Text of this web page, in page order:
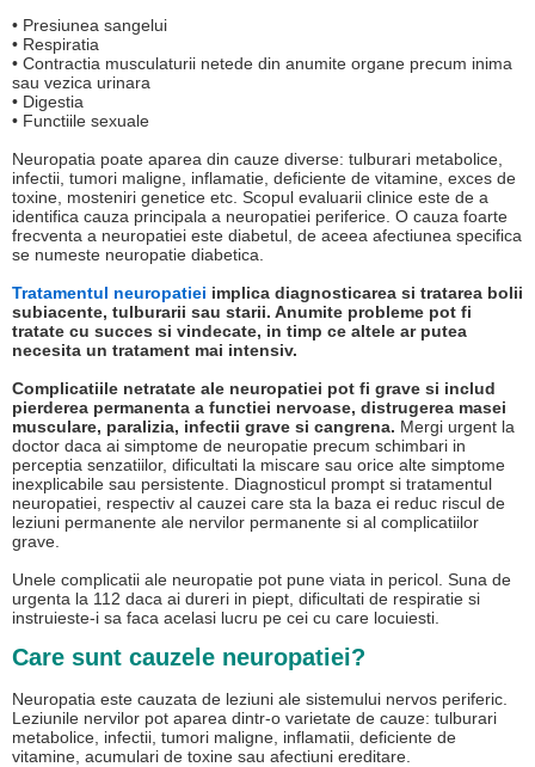
• Presiunea sangelui
• Respiratia
• Contractia musculaturii netede din anumite organe precum inima
sau vezica urinara
• Digestia
• Functiile sexuale
Neuropatia poate aparea din cauze diverse: tulburari metabolice,
infectii, tumori maligne, inflamatie, deficiente de vitamine, exces de
toxine, mosteniri genetice etc. Scopul evaluarii clinice este de a
identifica cauza principala a neuropatiei periferice. O cauza foarte
frecventa a neuropatiei este diabetul, de aceea afectiunea specifica
se numeste neuropatie diabetica.
Tratamentul neuropatiei implica diagnosticarea si tratarea bolii
subiacente, tulburarii sau starii. Anumite probleme pot fi
tratate cu succes si vindecate, in timp ce altele ar putea
necesita un tratament mai intensiv.
Complicatiile netratate ale neuropatiei pot fi grave si includ
pierderea permanenta a functiei nervoase, distrugerea masei
musculare, paralizia, infectii grave si cangrena. Mergi urgent la
doctor daca ai simptome de neuropatie precum schimbari in
perceptia senzatiilor, dificultati la miscare sau orice alte simptome
inexplicabile sau persistente. Diagnosticul prompt si tratamentul
neuropatiei, respectiv al cauzei care sta la baza ei reduc riscul de
leziuni permanente ale nervilor permanente si al complicatiilor
grave.
Unele complicatii ale neuropatie pot pune viata in pericol. Suna de
urgenta la 112 daca ai dureri in piept, dificultati de respiratie si
instruieste-i sa faca acelasi lucru pe cei cu care locuiesti.
Care sunt cauzele neuropatiei?
Neuropatia este cauzata de leziuni ale sistemului nervos periferic.
Leziunile nervilor pot aparea dintr-o varietate de cauze: tulburari
metabolice, infectii, tumori maligne, inflamatii, deficiente de
vitamine, acumulari de toxine sau afectiuni ereditare.